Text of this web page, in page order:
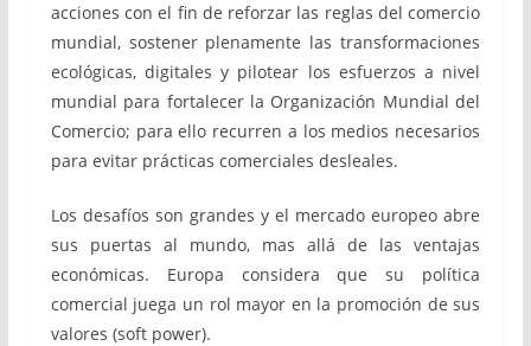
acciones con el fin de reforzar las reglas del comercio
mundial, sostener plenamente las transformaciones
ecológicas, digitales y pilotear los esfuerzos a nivel
mundial para fortalecer la Organización Mundial del
Comercio; para ello recurren a los medios necesarios
para evitar prácticas comerciales desleales.
Los desafíos son grandes y el mercado europeo abre
sus puertas al mundo, mas allá de las ventajas
económicas. Europa considera que su política
comercial juega un rol mayor en la promoción de sus
valores (soft power).